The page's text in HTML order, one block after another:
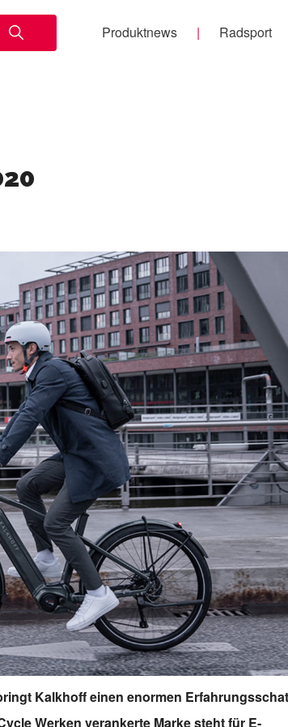
Produktnews Radsport
Kalkhoff einen enormen
Werken verankerte Marke steht für E-